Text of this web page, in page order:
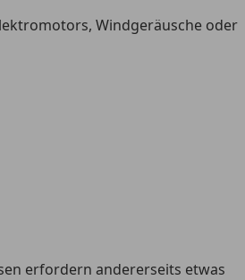
Windgeräusche oder
erfordern andererseits etwas